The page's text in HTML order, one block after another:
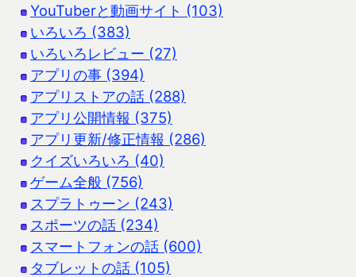
YouTuberと動画サイト (103)
いろいろ (383)
いろいろレビュー (27)
アプリの事 (394)
アプリストアの話 (288)
アプリ公開情報 (375)
アプリ更新/修正情報 (286)
クイズいろいろ (40)
ゲーム全般 (756)
スプラトゥーン (243)
スポーツの話 (234)
スマートフォンの話 (600)
タブレットの話 (105)